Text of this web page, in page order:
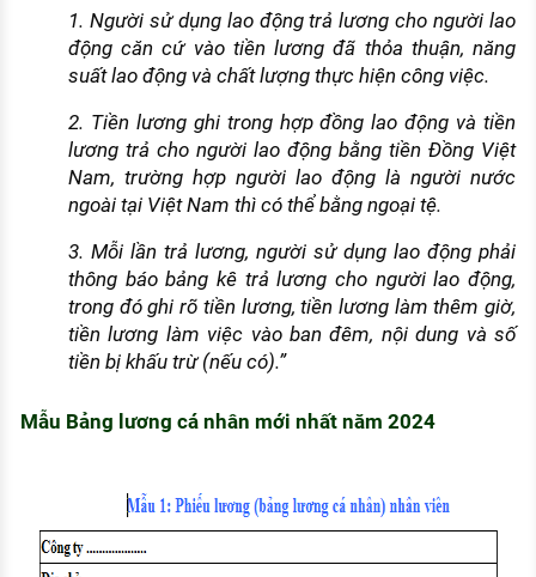
1. Người sử dụng lao động trả lương cho người lao
động căn cứ vào tiền lương đã thỏa thuận, năng
suất lao động và chất lượng thực hiện công việc.
2. Tiền lương ghi trong hợp đồng lao động và tiền
lương trả cho người lao động bằng tiền Đồng Việt
Nam, trường hợp người lao động là người nước
ngoài tại Việt Nam thì có thể bằng ngoại tệ.
3. Mỗi lần trả lương, người sử dụng lao động phải
thông báo bảng kê trả lương cho người lao động,
trong đó ghi rõ tiền lương, tiền lương làm thêm giờ,
tiền lương làm việc vào ban đêm, nội dung và số
tiền bị khấu trừ (nếu có).”
Mẫu Bảng lương cá nhân mới nhất năm 2024